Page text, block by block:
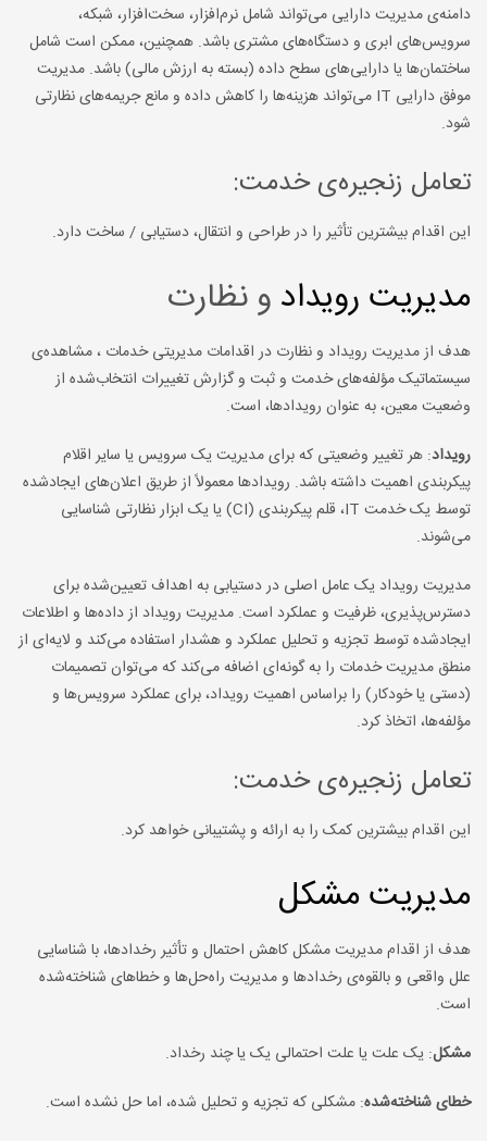
دامنه‌ی مدیریت دارایی می‌تواند شامل نرم‌افزار، سخت‌افزار، شبکه،
سرویس‌های ابری و دستگاه‌های مشتری باشد. همچنین، ممکن است شامل
ساختمان‌ها یا دارایی‌های سطح داده (بسته به ارزش مالی) باشد. مدیریت
موفق دارایی IT می‌تواند هزینه‌ها را کاهش داده و مانع جریمه‌های نظارتی
شود.
تعامل زنجیره‌ی خدمت:
این اقدام بیشترین تأثیر را در طراحی و انتقال، دستیابی / ساخت دارد.
مدیریت رویداد و نظارت
هدف از مدیریت رویداد و نظارت در اقدامات مدیریتی خدمات ، مشاهده‌ی
سیستماتیک مؤلفه‌های خدمت و ثبت و گزارش تغییرات انتخاب‌شده از
وضعیت معین، به عنوان رویدادها، است.
رویداد: هر تغییر وضعیتی که برای مدیریت یک سرویس یا سایر اقلام
پیکربندی اهمیت داشته باشد. رویدادها معمولاً از طریق اعلان‌های ایجادشده
توسط یک خدمت IT، قلم پیکربندی (CI) یا یک ابزار نظارتی شناسایی
می‌شوند.
مدیریت رویداد یک عامل اصلی در دستیابی به اهداف تعیین‌شده برای
دسترس‌پذیری، ظرفیت و عملکرد است. مدیریت رویداد از داده‌ها و اطلاعات
ایجادشده توسط تجزیه و تحلیل عملکرد و هشدار استفاده می‌کند و لایه‌ای از
منطق مدیریت خدمات را به گونه‌ای اضافه می‌کند که می‌توان تصمیمات
(دستی یا خودکار) را براساس اهمیت رویداد، برای عملکرد سرویس‌ها و
مؤلفه‌ها، اتخاذ کرد.
تعامل زنجیره‌ی خدمت:
این اقدام بیشترین کمک را به ارائه و پشتیبانی خواهد کرد.
مدیریت مشکل
هدف از اقدام مدیریت مشکل کاهش احتمال و تأثیر رخدادها، با شناسایی
علل واقعی و بالقوه‌ی رخدادها و مدیریت راه‌حل‌ها و خطاهای شناخته‌شده
است.
مشکل: یک علت یا علت احتمالی یک یا چند رخداد.
خطای شناخته‌شده: مشکلی که تجزیه و تحلیل شده، اما حل نشده است.